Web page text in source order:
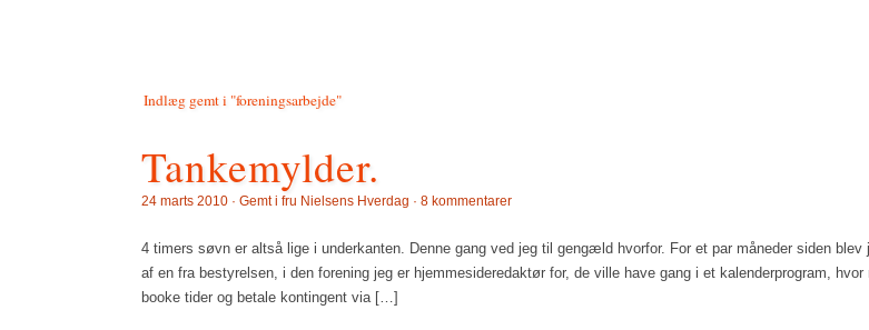
Indlæg gemt i "foreningsarbejde"
Tankemylder.
24 marts 2010 · Gemt i fru Nielsens Hverdag · 8 kommentarer
4 timers søvn er altså lige i underkanten. Denne gang ved jeg til gengæld hvorfor. For et par måneder siden blev
af en fra bestyrelsen, i den forening jeg er hjemmesideredaktør for, de ville have gang i et kalenderprogram, hvor
booke tider og betale kontingent via […]